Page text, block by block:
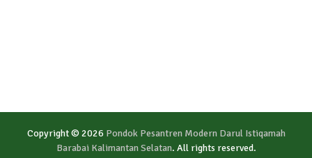
Copyright © 2026 Pondok Pesantren Modern Darul Istiqamah
Barabai Kalimantan Selatan. All rights reserved.